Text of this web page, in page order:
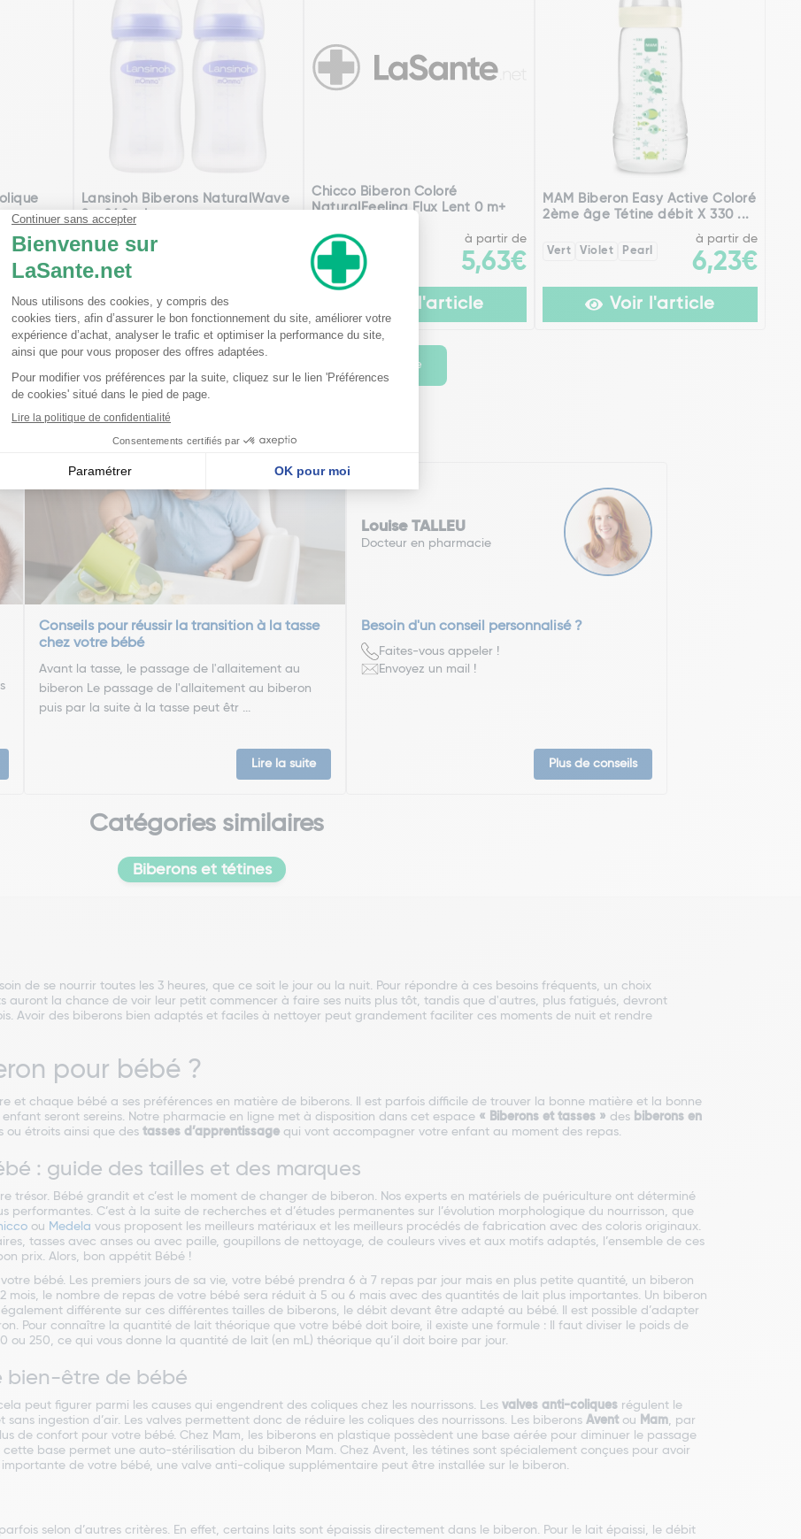
Lansinoh Biberons NaturalWave
2 x 240 ml
Ajouter
Chicco Biberon Coloré
NaturalFeeling Flux Lent 0 m+
Bleu
à partir de
5,63€
Voir l'article
MAM Biberon Easy Active Coloré
2ème âge Tétine débit X 330 ...
Vert Violet Pearl
à partir de
6,23€
Voir l'article
Page suivante
Conseils pour réussir la transition à la tasse
chez votre bébé
Avant la tasse, le passage de l'allaitement au
biberon Le passage de l'allaitement au biberon
puis par la suite à la tasse peut êtr ...
Lire la suite
Louise TALLEU
Docteur en pharmacie
Besoin d'un conseil personnalisé ?
Faites-vous appeler !
Envoyez un mail !
Plus de conseils
Catégories similaires
Biberons et tétines
de se nourrir toutes les 3 heures, que ce soit le jour ou la nuit. Pour répondre à ces besoins fréquents, un choix
auront la chance de voir leur petit commencer à faire ses nuits plus tôt, tandis que d'autres, plus fatigués, devront
Avoir des biberons bien adaptés et faciles à nettoyer peut grandement faciliter ces moments de nuit et rendre
pour bébé ?
et chaque bébé a ses préférences en matière de biberons. Il est parfois difficile de trouver la bonne matière et la bonne
seront sereins. Notre pharmacie en ligne met à disposition dans cet espace « Biberons et tasses » des biberons en
ou étroits ainsi que des tasses d’apprentissage qui vont accompagner votre enfant au moment des repas.
: guide des tailles et des marques
trésor. Bébé grandit et c’est le moment de changer de biberon. Nos experts en matériels de puériculture ont déterminé
performantes. C’est à la suite de recherches et d’études permanentes sur l’évolution morphologique du nourrisson, que
ou Medela vous proposent les meilleurs matériaux et les meilleurs procédés de fabrication avec des coloris originaux.
tasses avec anses ou avec paille, goupillons de nettoyage, de couleurs vives et aux motifs adaptés, l’ensemble de ces
prix. Alors, bon appétit Bébé !
bébé. Les premiers jours de sa vie, votre bébé prendra 6 à 7 repas par jour mais en plus petite quantité, un biberon
mois, le nombre de repas de votre bébé sera réduit à 5 ou 6 mais avec des quantités de lait plus importantes. Un biberon
également différente sur ces différentes tailles de biberons, le débit devant être adapté au bébé. Il est possible d’adapter
Pour connaître la quantité de lait théorique que votre bébé doit boire, il existe une formule : Il faut diviser le poids de
ou 250, ce qui vous donne la quantité de lait (en mL) théorique qu’il doit boire par jour.
bien-être de bébé
peut figurer parmi les causes qui engendrent des coliques chez les nourrissons. Les valves anti-coliques régulent le
ingestion d’air. Les valves permettent donc de réduire les coliques des nourrissons. Les biberons Avent ou Mam, par
de confort pour votre bébé. Chez Mam, les biberons en plastique possèdent une base aérée pour diminuer le passage
base permet une auto-stérilisation du biberon Mam. Chez Avent, les tétines sont spécialement conçues pour avoir
de votre bébé, une valve anti-colique supplémentaire peut être installée sur le biberon.
selon d’autres critères. En effet, certains laits sont épaissis directement dans le biberon. Pour le lait épaissi, le débit